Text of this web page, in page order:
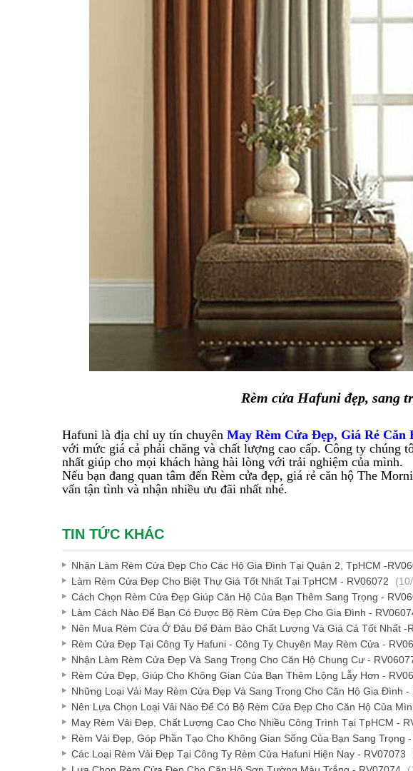
Rèm cửa Hafuni đẹp, sang
Hafuni là địa chỉ uy tín chuyên May Rèm Cửa Đẹp, Giá Rẻ
với mức giá cả phải chăng và chất lượng cao cấp. Công ty chúng
nhất giúp cho mọi khách hàng hài lòng với trải nghiệm của mình.
Nếu bạn đang quan tâm đến Rèm cửa đẹp, giá rẻ căn hộ The
vấn tận tình và nhận nhiều ưu đãi nhất nhé.
TIN TỨC KHÁC
Nhận Làm Rèm Cửa Đẹp Cho Các Hộ Gia Đình Tại Quận 2, TpHCM -
Làm Rèm Cửa Đẹp Cho Biệt Thự Giá Tốt Nhất Tại TpHCM - RV06072
Cách Chọn Rèm Cửa Đẹp Giúp Căn Hộ Của Bạn Thêm Sang Trọng -
Làm Cách Nào Để Bạn Có Được Bộ Rèm Cửa Đẹp Cho Gia Đình -
Nên Mua Rèm Cửa Ở Đâu Để Đảm Bảo Chất Lượng Và Giá Cả Tốt Nhất -
Rèm Cửa Đẹp Tại Công Ty Hafuni - Công Ty Chuyên May Rèm Cửa -
Nhận Làm Rèm Cửa Đẹp Và Sang Trọng Cho Căn Hộ Chung Cư -
Rèm Cửa Đẹp, Giúp Cho Không Gian Của Bạn Thêm Lộng Lẫy Hơn -
Những Loại Vải May Rèm Cửa Đẹp Và Sang Trọng Cho Căn Hộ Gia Đình -
Nên Lựa Chọn Loại Vải Nào Để Có Bộ Rèm Cửa Đẹp Cho Căn Hộ Của
May Rèm Vải Đẹp, Chất Lượng Cao Cho Nhiều Công Trình Tại TpHCM -
Rèm Vải Đẹp, Góp Phần Tạo Cho Không Gian Sống Của Bạn Sang Trọng
Các Loại Rèm Vải Đẹp Tại Công Ty Rèm Cửa Hafuni Hiện Nay - RV07073